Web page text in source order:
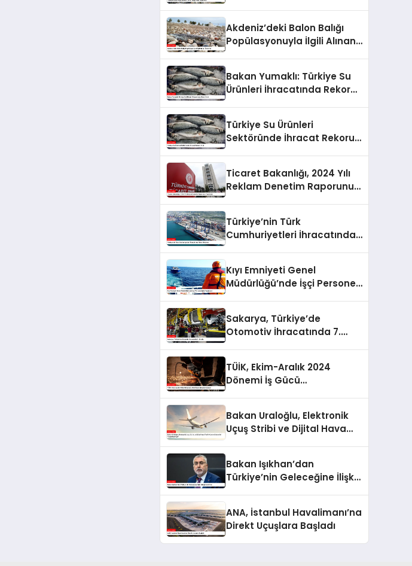
Akdeniz’deki Balon Balığı
Popülasyonuyla İlgili Alınan
Bakan Yumaklı: Türkiye Su
Ürünleri İhracatında Rekor
Türkiye Su Ürünleri
Sektöründe İhracat Rekoru
Ticaret Bakanlığı, 2024 Yılı
Reklam Denetim Raporunu
Türkiye’nin Türk
Cumhuriyetleri İhracatında
Kıyı Emniyeti Genel
Müdürlüğü’nde İşçi Personel
Sakarya, Türkiye’de
Otomotiv İhracatında 7.
TÜİK, Ekim-Aralık 2024
Dönemi İş Gücü
Bakan Uraloğlu, Elektronik
Uçuş Stribi ve Dijital Hava
Bakan Işıkhan’dan
Türkiye’nin Geleceğine İlişkin
ANA, İstanbul Havalimanı’na
Direkt Uçuşlara Başladı